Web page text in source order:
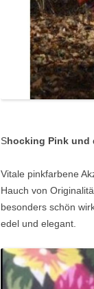
Shocking Pink und
Vitale pinkfarbene
Hauch von
besonders schön
edel und elegant.